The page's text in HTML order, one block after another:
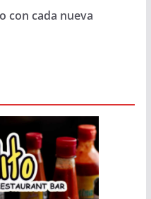
con cada nueva